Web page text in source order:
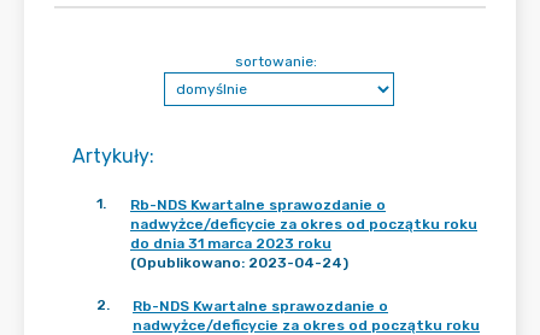
Artykuły:
sortowanie:
1.
Rb-NDS Kwartalne sprawozdanie o
nadwyżce/deficycie za okres od początku roku
do dnia 31 marca 2023 roku
(Opublikowano: 2023-04-24)
2.
Rb-NDS Kwartalne sprawozdanie o
nadwyżce/deficycie za okres od początku roku